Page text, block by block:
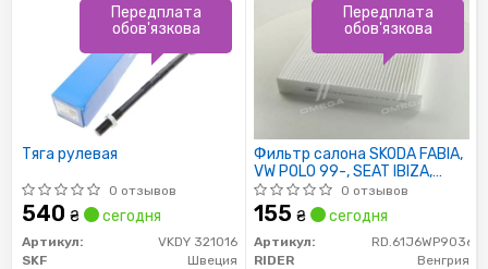
Тяга рулевая
0 отзывов
540 ₴ сегодня
Артикул:
VKDY 321016
SKF
Швеция
Передплата
обов'язкова
Фильтр салона SKODA FABIA,
VW POLO 99-, SEAT IBIZA,
CORDOBA 02- (RIDER)
0 отзывов
155 ₴ сегодня
Артикул:
RD.61J6WP9036
RIDER
Венгрия
Передплата
обов'язкова